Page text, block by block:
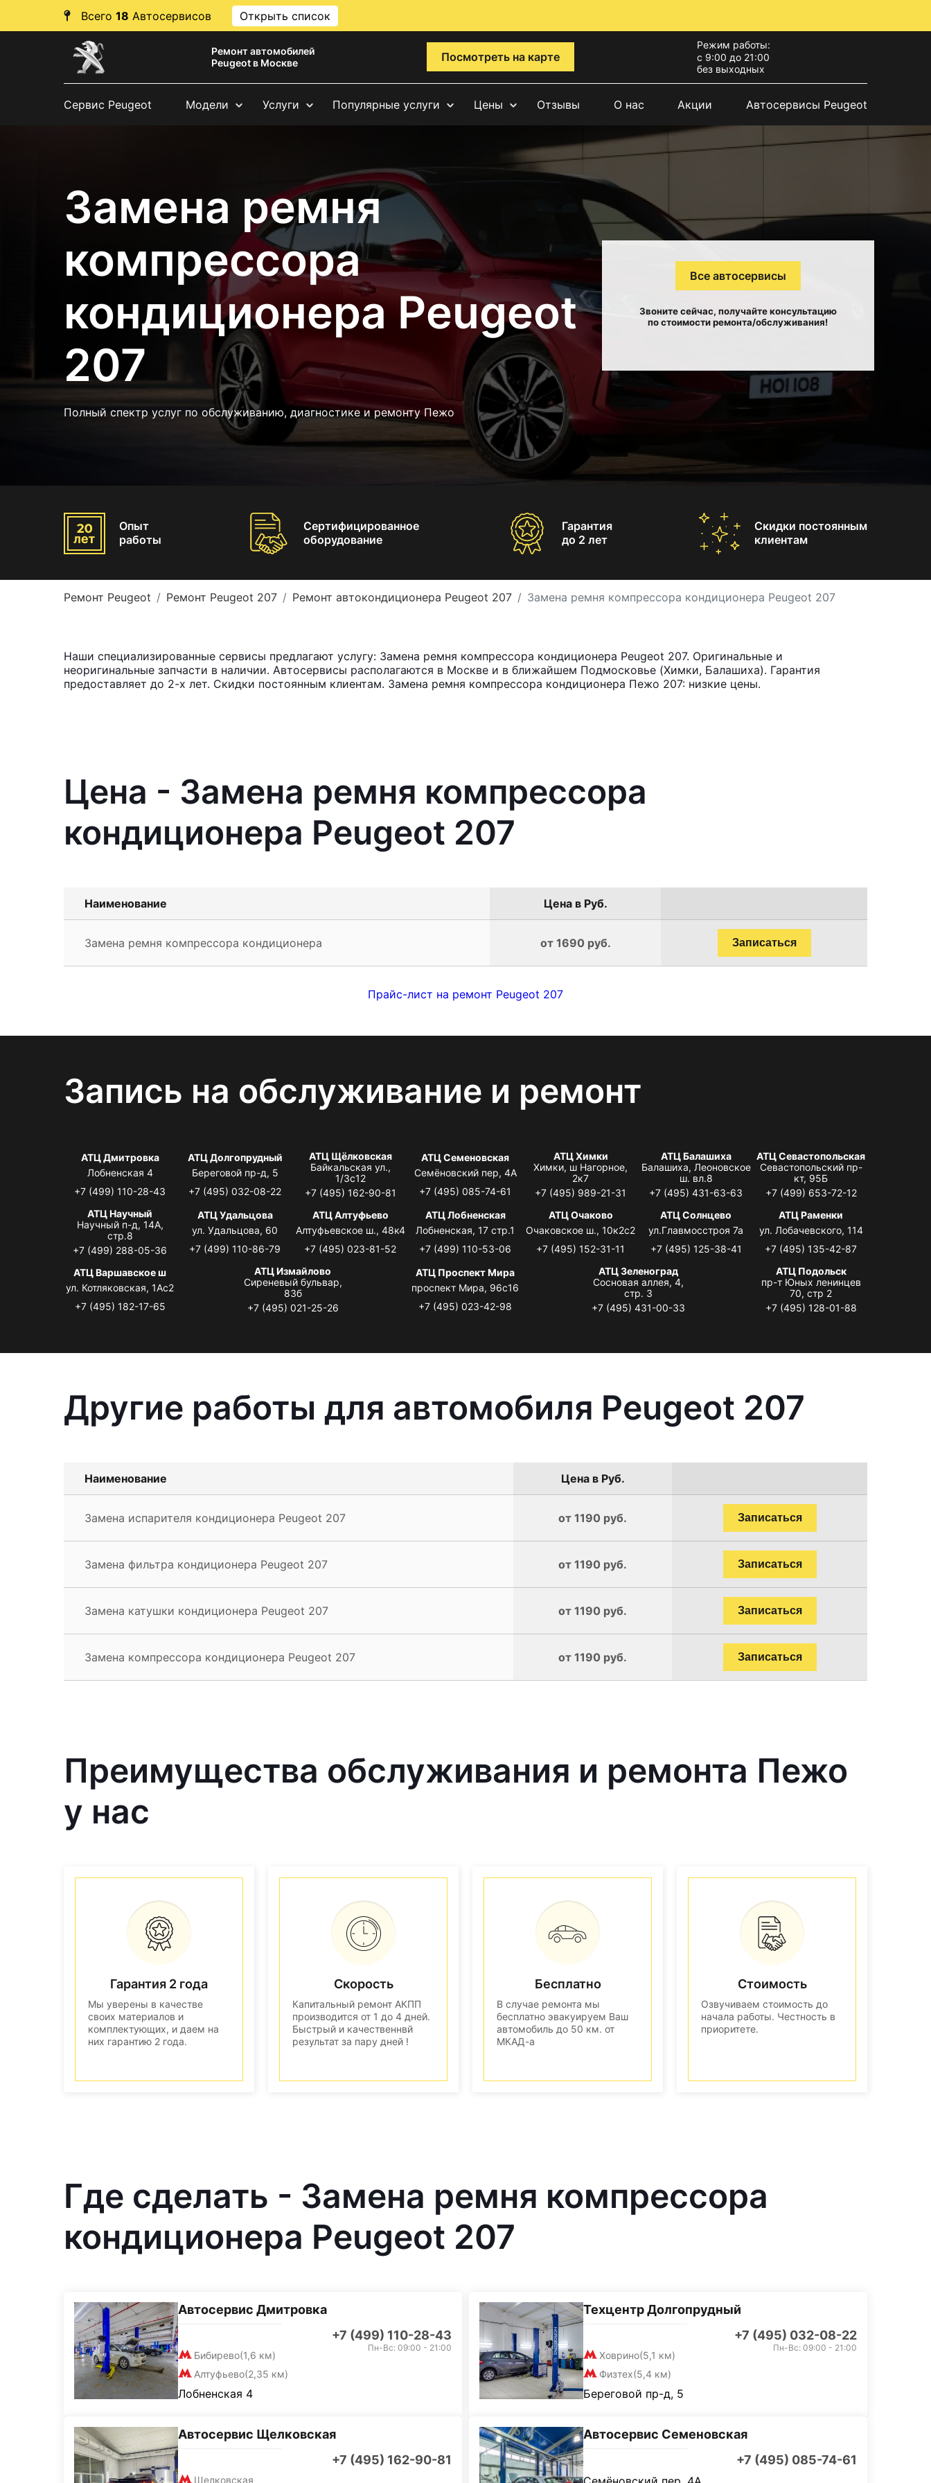
Всего 18 Автосервисов Открыть список
Ремонт автомобилей
Peugeot в Москве
Посмотреть на карте
Режим работы:
с 9:00 до 21:00
без выходных
Сервис Peugeot Модели Услуги Популярные услуги Цены Отзывы О нас Акции Автосервисы Peugeot
Замена ремня
компрессора
кондиционера Peugeot
207
Полный спектр услуг по обслуживанию, диагностике и ремонту Пежо
Все автосервисы
Звоните сейчас, получайте консультацию
по стоимости ремонта/обслуживания!
Опыт
работы
Сертифицированное
оборудование
Гарантия
до 2 лет
Скидки постоянным
клиентам
Ремонт Peugeot Ремонт Peugeot 207 Ремонт автокондиционера Peugeot 207 Замена ремня компрессора кондиционера Peugeot 207
Наши специализированные сервисы предлагают услугу: Замена ремня компрессора кондиционера Peugeot 207. Оригинальные и
неоригинальные запчасти в наличии. Автосервисы располагаются в Москве и в ближайшем Подмосковье (Химки, Балашиха). Гарантия
предоставляет до 2-х лет. Скидки постоянным клиентам. Замена ремня компрессора кондиционера Пежо 207: низкие цены.
Цена - Замена ремня компрессора
кондиционера Peugeot 207
Наименование Цена в Руб.
Замена ремня компрессора кондиционера от 1690 руб. Записаться
Прайс-лист на ремонт Peugeot 207
Запись на обслуживание и ремонт
АТЦ Дмитровка
Лобненская 4
+7 (499) 110-28-43
АТЦ Долгопрудный
Береговой пр-д, 5
+7 (495) 032-08-22
АТЦ Щёлковская
Байкальская ул.,
1/3с12
+7 (495) 162-90-81
АТЦ Семеновская
Семёновский пер, 4А
+7 (495) 085-74-61
АТЦ Химки
Химки, ш Нагорное,
2к7
+7 (495) 989-21-31
АТЦ Балашиха
Балашиха, Леоновское
ш. вл.8
+7 (495) 431-63-63
АТЦ Севастопольская
Севастопольский пр-
кт, 95Б
+7 (499) 653-72-12
АТЦ Научный
Научный п-д, 14А,
стр.8
+7 (499) 288-05-36
АТЦ Удальцова
ул. Удальцова, 60
+7 (499) 110-86-79
АТЦ Алтуфьево
Алтуфьевское ш., 48к4
+7 (495) 023-81-52
АТЦ Лобненская
Лобненская, 17 стр.1
+7 (499) 110-53-06
АТЦ Очаково
Очаковское ш., 10к2с2
+7 (495) 152-31-11
АТЦ Солнцево
ул.Главмосстроя 7а
+7 (495) 125-38-41
АТЦ Раменки
ул. Лобачевского, 114
+7 (495) 135-42-87
АТЦ Варшавское ш
ул. Котляковская, 1Ас2
+7 (495) 182-17-65
АТЦ Измайлово
Сиреневый бульвар,
83б
+7 (495) 021-25-26
АТЦ Проспект Мира
проспект Мира, 96с16
+7 (495) 023-42-98
АТЦ Зеленоград
Сосновая аллея, 4,
стр. 3
+7 (495) 431-00-33
АТЦ Подольск
пр-т Юных ленинцев
70, стр 2
+7 (495) 128-01-88
Другие работы для автомобиля Peugeot 207
Наименование Цена в Руб.
Замена испарителя кондиционера Peugeot 207 от 1190 руб. Записаться
Замена фильтра кондиционера Peugeot 207 от 1190 руб. Записаться
Замена катушки кондиционера Peugeot 207 от 1190 руб. Записаться
Замена компрессора кондиционера Peugeot 207 от 1190 руб. Записаться
Преимущества обслуживания и ремонта Пежо
у нас
Гарантия 2 года
Мы уверены в качестве
своих материалов и
комплектующих, и даем на
них гарантию 2 года.
Скорость
Капитальный ремонт АКПП
производится от 1 до 4 дней.
Быстрый и качественнвй
результат за пару дней !
Бесплатно
В случае ремонта мы
бесплатно эвакуируем Ваш
автомобиль до 50 км. от
МКАД-а
Стоимость
Озвучиваем стоимость до
начала работы. Честность в
приоритете.
Где сделать - Замена ремня компрессора
кондиционера Peugeot 207
Автосервис Дмитровка
+7 (499) 110-28-43
Бибирево(1,6 км)
Алтуфьево(2,35 км)
Пн-Вс: 09:00 - 21:00
Лобненская 4
Техцентр Долгопрудный
+7 (495) 032-08-22
Ховрино(5,1 км)
Физтех(5,4 км)
Пн-Вс: 09:00 - 21:00
Береговой пр-д, 5
Автосервис Щелковская
+7 (495) 162-90-81
Щелковская
Автосервис Семеновская
+7 (495) 085-74-61